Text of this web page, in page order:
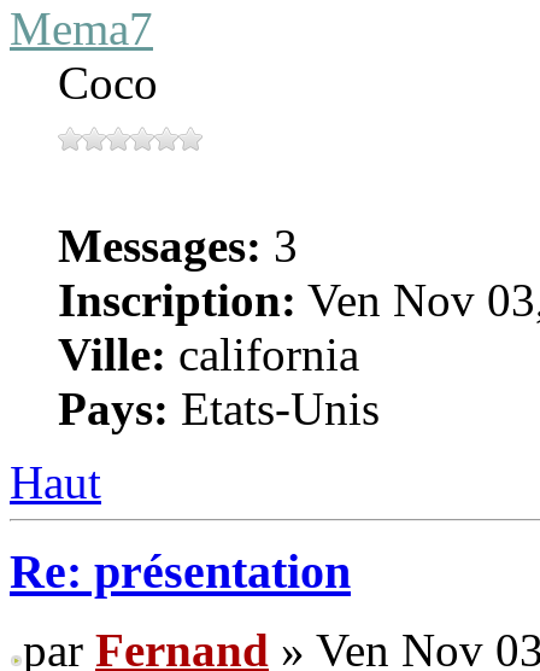
Mema7
Coco
Messages: 3
Inscription: Ven Nov
Ville: california
Pays: Etats-Unis
Haut
Re: présentation
par Fernand » Ven Nov